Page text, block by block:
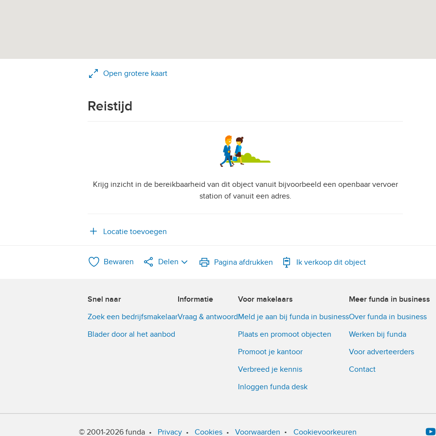
Open grotere kaart
Reistijd
Krijg inzicht in de bereikbaarheid van dit object vanuit bijvoorbeeld een openbaar vervoer
station of vanuit een adres.
Locatie toevoegen
Bewaren Delen Pagina afdrukken Ik verkoop dit object
Snel naar
Zoek een bedrijfsmakelaar
Blader door al het aanbod
Informatie
Vraag & antwoord
Voor makelaars
Meld je aan bij funda in business
Plaats en promoot objecten
Promoot je kantoor
Verbreed je kennis
Inloggen funda desk
Meer funda in business
Over funda in business
Werken bij funda
Voor adverteerders
Contact
© 2001-2026 funda • Privacy • Cookies • Voorwaarden • Cookievoorkeuren